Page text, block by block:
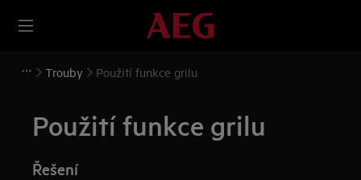
Trouby Použití funkce grilu
Použití funkce grilu
Řešení